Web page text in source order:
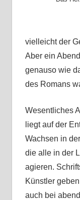
vielleicht der
Aber ein
genauso wie
des Romans
Wesentliches
liegt auf der
Wachsen in
die alle in der
agieren.
Künstler
auch bei